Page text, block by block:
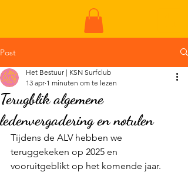
Post
Terugblik algemene
ledenvergadering en notulen
Het Bestuur | KSN Surfclub
13 apr 1 minuten om te lezen
Tijdens de ALV hebben we
teruggekeken op 2025 en
vooruitgeblikt op het komende jaar.